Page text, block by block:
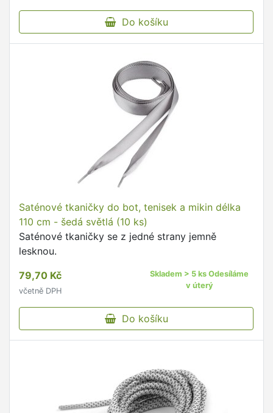
Do košíku
Saténové tkaničky do bot, tenisek a mikin délka
110 cm - šedá světlá (10 ks)
Saténové tkaničky se z jedné strany jemně
lesknou.
79,70 Kč
včetně DPH
Skladem > 5 ks Odesíláme
v úterý
Do košíku